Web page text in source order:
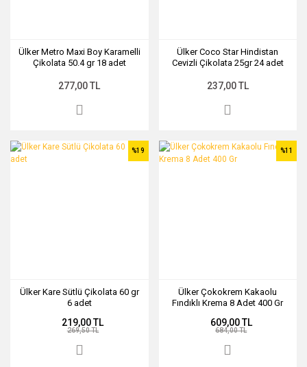
Ülker Metro Maxi Boy Karamelli
Çikolata 50.4 gr 18 adet
277,00 TL
Ülker Coco Star Hindistan
Cevizli Çikolata 25gr 24 adet
237,00 TL
Ülker Kare Sütlü Çikolata 60 gr
6 adet
%19
219,00 TL
269,50 TL
Ülker Çokokrem Kakaolu
Fındıklı Krema 8 Adet 400 Gr
%11
609,00 TL
684,00 TL